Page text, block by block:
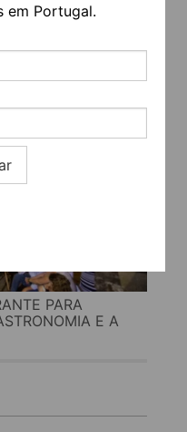
em Portugal.
REGRESSA COM
À
PARA
E A